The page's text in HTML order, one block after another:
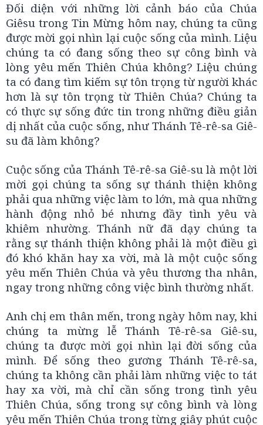
Đối diện với những lời cảnh báo của Chúa
Giêsu trong Tin Mừng hôm nay, chúng ta cũng
được mời gọi nhìn lại cuộc sống của mình. Liệu
chúng ta có đang sống theo sự công bình và
lòng yêu mến Thiên Chúa không? Liệu chúng
ta có đang tìm kiếm sự tôn trọng từ người khác
hơn là sự tôn trọng từ Thiên Chúa? Chúng ta
có thực sự sống đức tin trong những điều giản
dị nhất của cuộc sống, như Thánh Tê-rê-sa Giê-
su đã làm không?
Cuộc sống của Thánh Tê-rê-sa Giê-su là một lời
mời gọi chúng ta sống sự thánh thiện không
phải qua những việc làm to lớn, mà qua những
hành động nhỏ bé nhưng đầy tình yêu và
khiêm nhường. Thánh nữ đã dạy chúng ta
rằng sự thánh thiện không phải là một điều gì
đó khó khăn hay xa vời, mà là một cuộc sống
yêu mến Thiên Chúa và yêu thương tha nhân,
ngay trong những công việc bình thường nhất.
Anh chị em thân mến, trong ngày hôm nay, khi
chúng ta mừng lễ Thánh Tê-rê-sa Giê-su,
chúng ta được mời gọi nhìn lại đời sống của
mình. Để sống theo gương Thánh Tê-rê-sa,
chúng ta không cần phải làm những việc to tát
hay xa vời, mà chỉ cần sống trong tình yêu
Thiên Chúa, sống trong sự công bình và lòng
yêu mến Thiên Chúa trong từng giây phút cuộc